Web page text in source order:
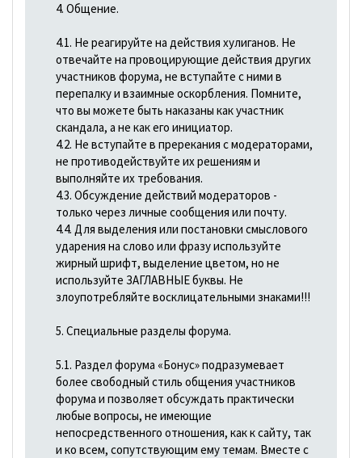
4. Общение.
4.1. Не реагируйте на действия хулиганов. Не
отвечайте на провоцирующие действия других
участников форума, не вступайте с ними в
перепалку и взаимные оскорбления. Помните,
что вы можете быть наказаны как участник
скандала, а не как его инициатор.
4.2. Не вступайте в пререкания с модераторами,
не противодействуйте их решениям и
выполняйте их требования.
4.3. Обсуждение действий модераторов -
только через личные сообщения или почту.
4.4. Для выделения или постановки смыслового
ударения на слово или фразу используйте
жирный шрифт, выделение цветом, но не
используйте ЗАГЛАВНЫЕ буквы. Не
злоупотребляйте восклицательными знаками!!!
5. Специальные разделы форума.
5.1. Раздел форума «Бонус» подразумевает
более свободный стиль общения участников
форума и позволяет обсуждать практически
любые вопросы, не имеющие
непосредственного отношения, как к сайту, так
и ко всем, сопутствующим ему темам. Вместе с